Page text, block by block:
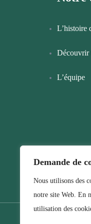
Demande de
Nous utilisons des
notre site Web. En
utilisation des
L’histoire
Découvrir
L’équipe